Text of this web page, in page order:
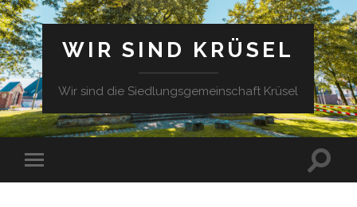
WIR SIND KRÜSEL
Wir sind die Siedlungsgemeinschaft Krüsel